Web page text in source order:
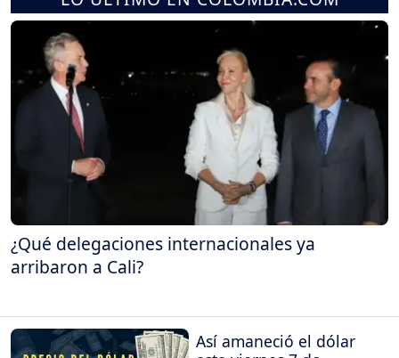
¿Qué delegaciones internacionales ya
arribaron a Cali?
Así amaneció el dólar